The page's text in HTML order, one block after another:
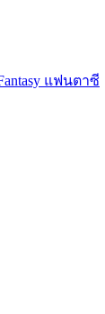
แฟนตาซี